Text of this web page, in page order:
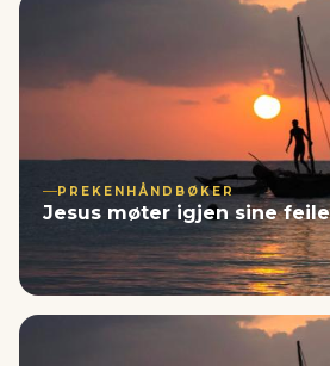
PREKENHÅNDBØKER
Jesus møter igjen sine